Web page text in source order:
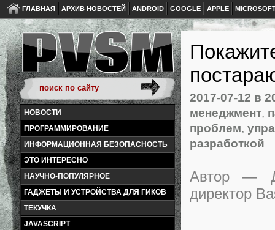
ГЛАВНАЯ АРХИВ НОВОСТЕЙ ANDROID GOOGLE APPLE
НОВОСТИ
ПРОГРАММИРОВАНИЕ
ИНФОРМАЦИОННАЯ БЕЗОПАСНОСТЬ
ЭТО ИНТЕРЕСНО
НАУЧНО-ПОПУЛЯРНОЕ
ГАДЖЕТЫ И УСТРОЙСТВА ДЛЯ ГИКОВ
ТЕКУЧКА
JAVASCRIPT
2017-07-12 в
менеджмент,
проблем,
разработкой
Автор —
директор